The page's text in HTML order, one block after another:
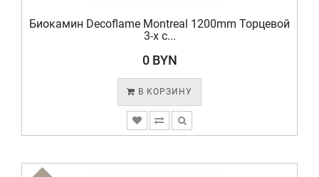
Биокамин Decoflame Montreal 1200mm Торцевой
3-х с...
0 BYN
В КОРЗИНУ